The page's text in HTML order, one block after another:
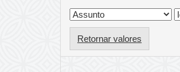
Retornar valores